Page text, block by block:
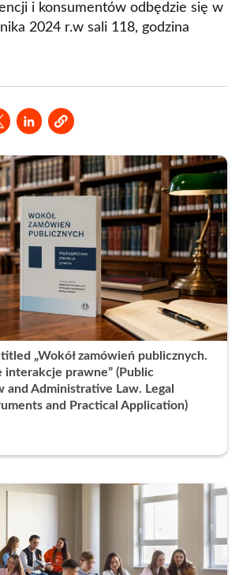
i konsumentów odbędzie się w
2024 r.w sali 118, godzina
in a new window
in a new window
Opens in a new window
„Wokół zamówień publicznych.
interakcje prawne” (Public
and Administrative Law. Legal
and Practical Application)